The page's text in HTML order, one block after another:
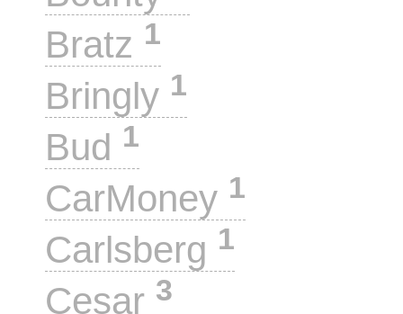
Bratz 1
Bringly 1
Bud 1
CarMoney 1
Carlsberg 1
Cesar 3